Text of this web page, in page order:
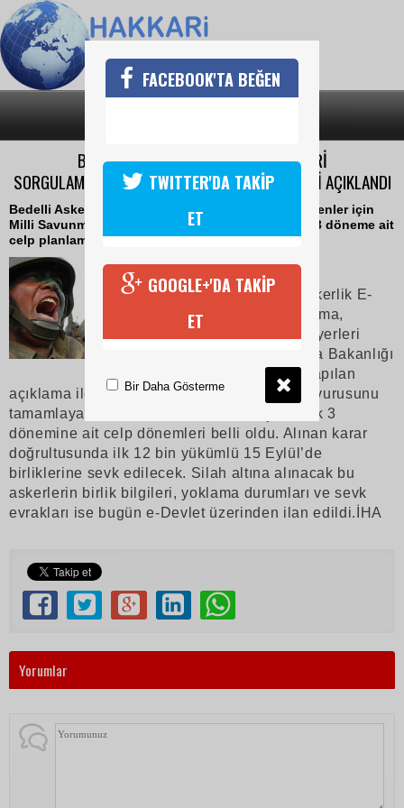
BEDELLİ ASKERLİK E-DEVLET CELP YERİ
SORGULAMA|BEDELLİ ASKERLİK İLK CEP YERLERİ AÇIKLANDI
Bedelli Askerlik başvurusu yapan ve ücretini ödeyenler için
Milli Savunma Bakanlığı bedelli askerlikle ilgili ilk 3 döneme ait
celp planlamasını tamamladı.
28 Ağustos 2018 Salı 12:06
Binlerce kişi Bedelli Askerlik E-
Devlet celp yeri sorgulama,
Bedelli Askerlik ilk cep yerleri
açıklandı! Milli Savunma Bakanlığı
tarafından daha önce yapılan
açıklama ile birlikte Bedelli askerlik için başvurusunu
tamamlayan ve kabul edilen vatandaşların ilk 3
dönemine ait celp dönemleri belli oldu. Alınan karar
doğrultusunda ilk 12 bin yükümlü 15 Eylül’de
birliklerine sevk edilecek. Silah altına alınacak bu
askerlerin birlik bilgileri, yoklama durumları ve sevk
evrakları ise bugün e-Devlet üzerinden ilan edildi.İHA
Yorumlar
FACEBOOK'TA BEĞEN
TWITTER'DA TAKİP
ET
GOOGLE+'DA TAKİP
ET
Bir Daha Gösterme